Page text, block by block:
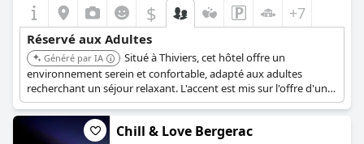
$ +7
Réservé aux Adultes
Généré par IA
Situé à Thiviers, cet hôtel offre un
environnement serein et confortable, adapté aux adultes
recherchant un séjour relaxant. L'accent est mis sur l'offre d'une
expérience paisible et agréable.
Chill & Love Bergerac